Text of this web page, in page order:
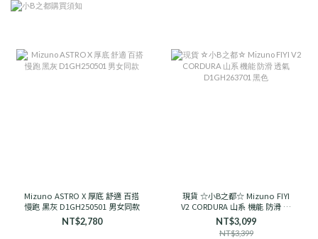
Mizuno ASTRO X 厚底 舒適 百搭
慢跑 黑灰 D1GH250501 男女同款
NT$2,780
現貨 ☆小B之都☆ Mizuno FIYI
V2 CORDURA 山系 機能 防滑 透
氣 D1GH263701 黑色
NT$3,099
NT$3,399